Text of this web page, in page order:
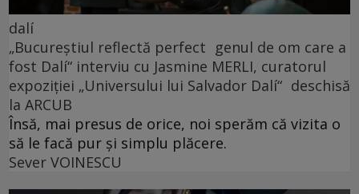
dalí
„Bucureștiul reflectă perfect genul de om care a
fost Dalí“ interviu cu Jasmine MERLI, curatorul
expoziției „Universului lui Salvador Dalí“ deschisă
la ARCUB
Însă, mai presus de orice, noi sperăm că vizita o
să le facă pur și simplu plăcere.
Sever VOINESCU